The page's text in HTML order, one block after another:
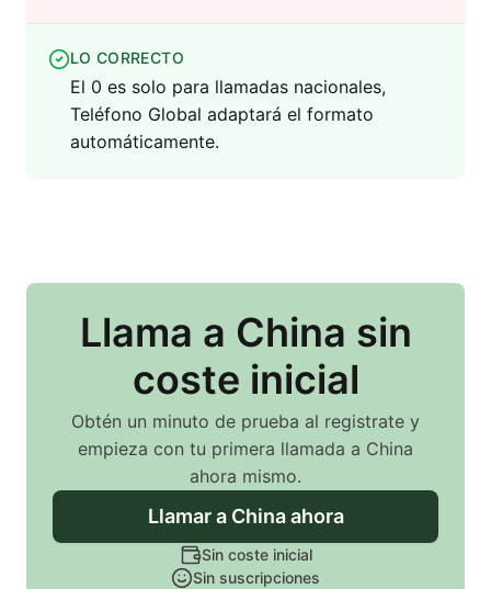
LO CORRECTO
El 0 es solo para llamadas nacionales,
Teléfono Global adaptará el formato
automáticamente.
Llama a China sin
coste inicial
Obtén un minuto de prueba al registrate y
empieza con tu primera llamada a China
ahora mismo.
Llamara Chinaahora
Sin coste inicial
Sin suscripciones